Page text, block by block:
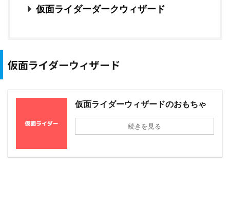
仮面ライダーダークウィザード
仮面ライダーウィザード
仮面ライダーウィザードのおもちゃ
続きを見る